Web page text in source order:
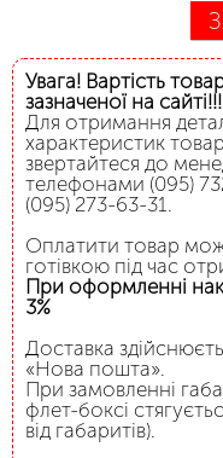
Увага! Вартість
зазначеної на сайті!!!
Для отримання
характеристик
звертайтеся до
телефонами (095)
(095) 273-63-31.
Оплатити товар
готівкою під час
При оформленні
3%
Доставка
«Нова пошта».
При замовленні
флет-боксі
від габаритів).